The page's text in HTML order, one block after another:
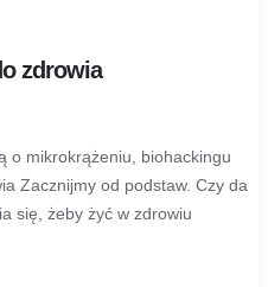
zdrowia
o mikrokrążeniu, biohackingu
Zacznijmy od podstaw. Czy da
się, żeby żyć w zdrowiu